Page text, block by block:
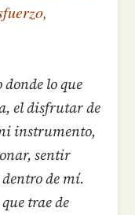
lo que
el disfrutar de
instrumento,
sentir
de mí.
trae de